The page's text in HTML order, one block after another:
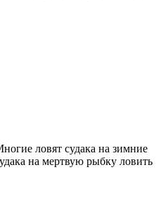
ловят судака на зимние
на мертвую рыбку ловить